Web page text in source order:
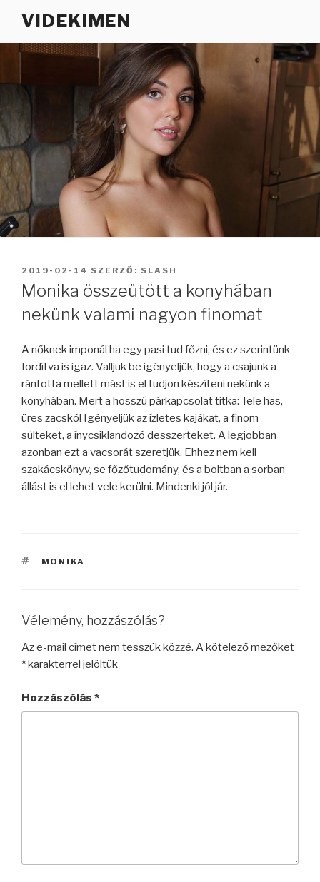
VIDEKIMEN
BEKÜLDVE:
2019-02-14 SZERZŐ: SLASH
Monika összeütött a konyhában
nekünk valami nagyon finomat
A nőknek imponál ha egy pasi tud főzni, és ez szerintünk
fordítva is igaz. Valljuk be igényeljük, hogy a csajunk a
rántotta mellett mást is el tudjon készíteni nekünk a
konyhában. Mert a hosszú párkapcsolat titka: Tele has,
üres zacskó! Igényeljük az ízletes kajákat, a finom
sülteket, a ínycsiklandozó desszerteket. A legjobban
azonban ezt a vacsorát szeretjük. Ehhez nem kell
szakácskönyv, se főzőtudomány, és a boltban a sorban
állást is el lehet vele kerülni. Mindenki jól jár.
CÍMKÉK
MONIKA
Vélemény, hozzászólás?
Az e-mail címet nem tesszük közzé. A kötelező mezőket
*karakterrel jelöltük
Hozzászólás *